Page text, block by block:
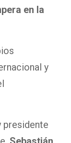
en la
y
presidente